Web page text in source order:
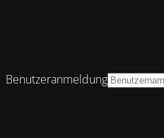
Benutzeranmeldung